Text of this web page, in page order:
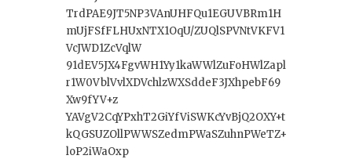
TrdPAE9JT5NP3VAnUHFQu1EGUVBRm1H
mUjFSfFLHUxNTX1OqU/ZUQlSPVNtVKFV1
VcJWD1ZcVqlW
91dEV5JX4FgvWH1Yy1kaWWlZuFoHWlZapl
r1W0VblVvlXDVchlzWXSddeF3JXhpebF69
Xw9fYV+z
YAVgV2CqYPxhT2GiYfViSWKcYvBjQ2OXY+t
kQGSUZOllPWWSZedmPWaSZuhnPWeTZ+
loP2iWaOxp